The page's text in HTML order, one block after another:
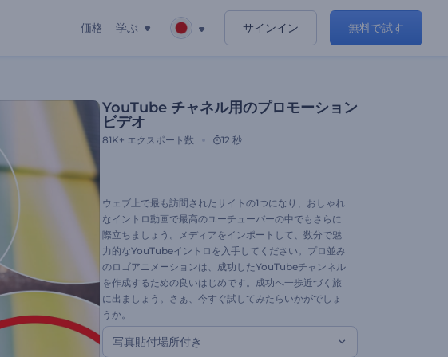
価格 学ぶ サインイン 無料で試す
YouTube チャネル用のプロモーション
ビデオ
81K+ エクスポート数 12 秒
ウェブ上で最も訪問されたサイトの1つになり、おしゃれ
なイントロ動画で最高のユーチューバーの中でもさらに
際立ちましょう。メディアをインポートして、数分で魅
力的なYouTubeイントロを入手してください。プロ並み
のロゴアニメーションは、成功したYouTubeチャンネル
を作成するための良いはじめです。成功へ一歩近づく旅
に出ましょう。さぁ、今すぐ試してみたらいかがでしょ
うか。
写真貼付場所付き